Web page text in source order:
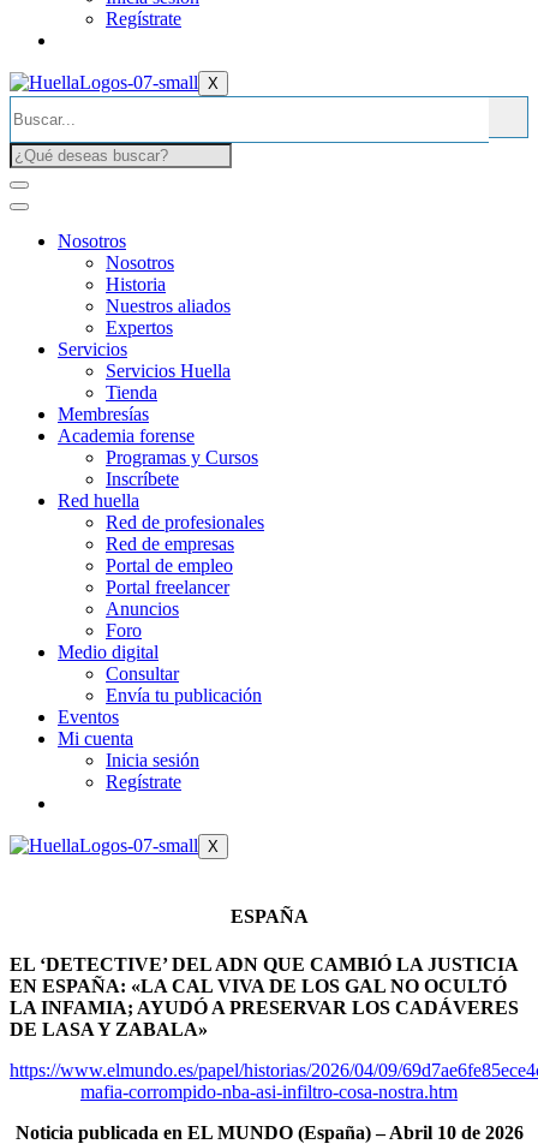
Regístrate
X
Nosotros
Nosotros
Historia
Nuestros aliados
Expertos
Servicios
Servicios Huella
Tienda
Membresías
Academia forense
Programas y Cursos
Inscríbete
Red huella
Red de profesionales
Red de empresas
Portal de empleo
Portal freelancer
Anuncios
Foro
Medio digital
Consultar
Envía tu publicación
Eventos
Mi cuenta
Inicia sesión
Regístrate
X
ESPAÑA
EL ‘DETECTIVE’ DEL ADN QUE CAMBIÓ LA JUSTICIA
EN ESPAÑA: «LA CAL VIVA DE LOS GAL NO OCULTÓ
LA INFAMIA; AYUDÓ A PRESERVAR LOS CADÁVERES
DE LASA Y ZABALA»
https://www.elmundo.es/papel/historias/2026/04/09/
mafia-corrompido-nba-asi-infiltro-cosa-nostra.htm
Noticia publicada en EL MUNDO (España) – Abril 10 de 2026